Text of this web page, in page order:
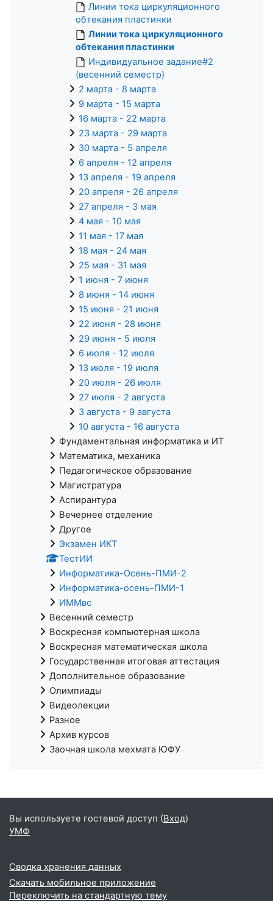
Линии тока циркуляционного
обтекания пластинки
Линии тока циркуляционного
обтекания пластинки
Индивидуальное задание#2
(весенний семестр)
2 марта - 8 марта
9 марта - 15 марта
16 марта - 22 марта
23 марта - 29 марта
30 марта - 5 апреля
6 апреля - 12 апреля
13 апреля - 19 апреля
20 апреля - 26 апреля
27 апреля - 3 мая
4 мая - 10 мая
11 мая - 17 мая
18 мая - 24 мая
25 мая - 31 мая
1 июня - 7 июня
8 июня - 14 июня
15 июня - 21 июня
22 июня - 28 июня
29 июня - 5 июля
6 июля - 12 июля
13 июля - 19 июля
20 июля - 26 июля
27 июля - 2 августа
3 августа - 9 августа
10 августа - 16 августа
Фундаментальная информатика и ИТ
Математика, механика
Педагогическое образование
Магистратура
Аспирантура
Вечернее отделение
Другое
Экзамен ИКТ
ТестИИ
Информатика-Осень-ПМИ-2
Информатика-осень-ПМИ-1
ИММвс
Весенний семестр
Воскресная компьютерная школа
Воскресная математическая школа
Государственная итоговая аттестация
Дополнительное образование
Олимпиады
Видеолекции
Разное
Архив курсов
Заочная школа мехмата ЮФУ
Вы используете гостевой доступ (Вход)
УМФ
Сводка хранения данных
Скачать мобильное приложение
Переключить на стандартную тему